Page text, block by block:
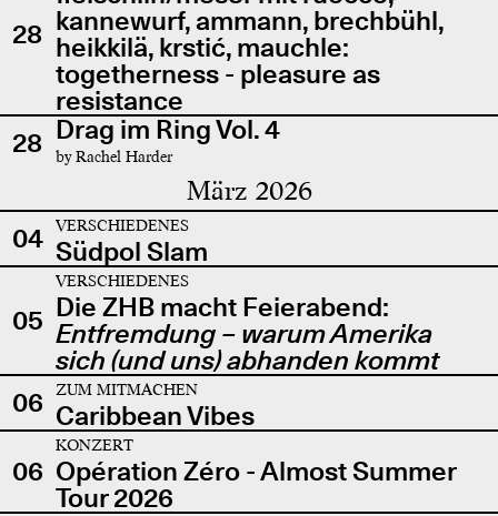
28 kannewurf, ammann, brechbühl,
heikkilä, krstić, mauchle:
togetherness - pleasure as
resistance
28 Drag im Ring Vol. 4
by Rachel Harder
März 2026
04 VERSCHIEDENES
Südpol Slam
05
VERSCHIEDENES
Die ZHB macht Feierabend:
Entfremdung – warum Amerika
sich (und uns) abhanden kommt
06
ZUM MITMACHEN
Caribbean Vibes
06
KONZERT
Opération Zéro - Almost Summer
Tour 2026